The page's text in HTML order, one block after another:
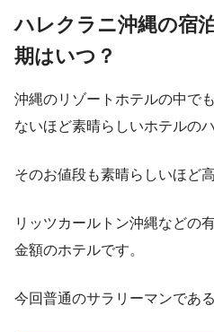
ハレクラニ沖縄の宿
期はいつ？
沖縄のリゾートホテルの中で
ないほど素晴らしいホテルの
そのお値段も素晴らしいほど
リッツカールトン沖縄などの
金額のホテルです。
今回普通のサラリーマンであ